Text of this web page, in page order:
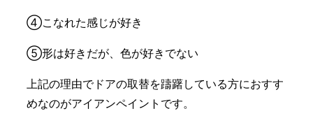
④こなれた感じが好き
⑤形は好きだが、色が好きでない
上記の理由でドアの取替を躊躇している方におすす
めなのがアイアンペイントです。